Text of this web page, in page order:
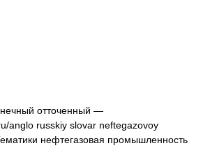
отточенный —
anglo russkiy slovar neftegazovoy
нефтегазовая промышленность